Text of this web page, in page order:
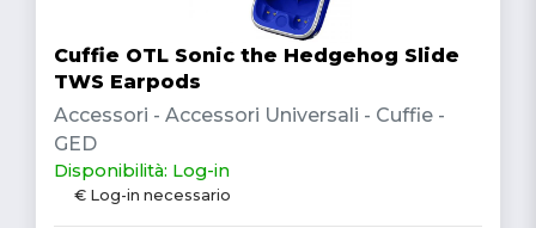
Cuffie OTL Sonic the Hedgehog Slide
TWS Earpods
Accessori - Accessori Universali - Cuffie -
GED
Disponibilità: Log-in
€ Log-in necessario